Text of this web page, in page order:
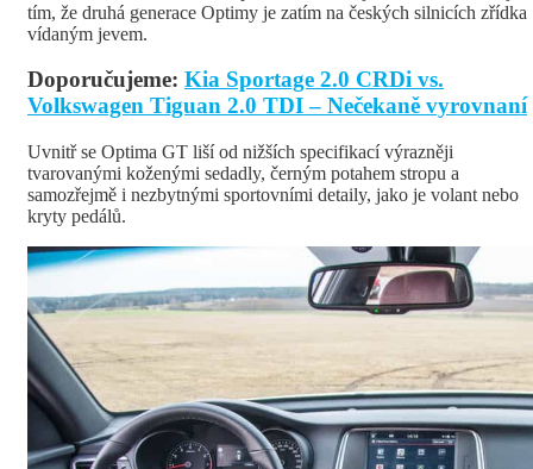
tím, že druhá generace Optimy je zatím na českých silnicích zřídka
vídaným jevem.
Doporučujeme: Kia Sportage 2.0 CRDi vs.
Volkswagen Tiguan 2.0 TDI – Nečekaně vyrovnaní
Uvnitř se Optima GT liší od nižších specifikací výrazněji
tvarovanými koženými sedadly, černým potahem stropu a
samozřejmě i nezbytnými sportovními detaily, jako je volant nebo
kryty pedálů.